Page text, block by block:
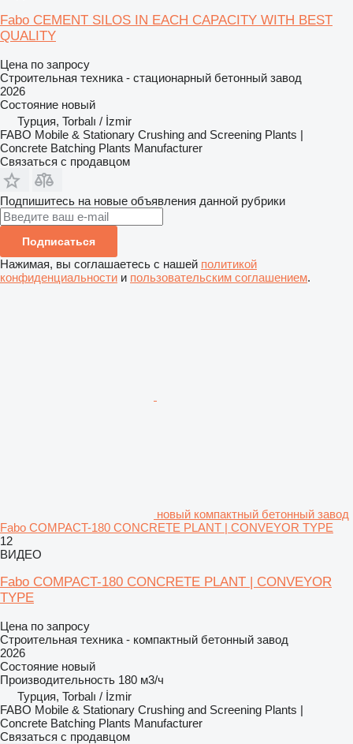
Fabo CEMENT SILOS IN EACH CAPACITY WITH BEST
QUALITY
Цена по запросу
Строительная техника - стационарный бетонный завод
2026
Состояние новый
Турция, Torbalı / İzmir
FABO Mobile & Stationary Crushing and Screening Plants |
Concrete Batching Plants Manufacturer
Связаться с продавцом
Подпишитесь на новые объявления данной рубрики
Подписаться
Нажимая, вы соглашаетесь с нашей политикой
конфиденциальности и пользовательским соглашением.
новый компактный бетонный завод
Fabo COMPACT-180 CONCRETE PLANT | CONVEYOR TYPE
12
ВИДЕО
Fabo COMPACT-180 CONCRETE PLANT | CONVEYOR
TYPE
Цена по запросу
Строительная техника - компактный бетонный завод
2026
Состояние новый
Производительность 180 м3/ч
Турция, Torbalı / İzmir
FABO Mobile & Stationary Crushing and Screening Plants |
Concrete Batching Plants Manufacturer
Связаться с продавцом